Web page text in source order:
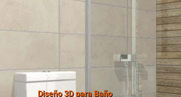
Diseño 3D para Baño